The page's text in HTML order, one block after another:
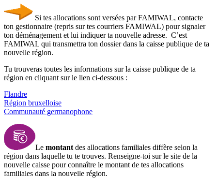
Si tes allocations sont versées par FAMIWAL, contacte
ton gestionnaire (repris sur tes courriers FAMIWAL) pour signaler
ton déménagement et lui indiquer ta nouvelle adresse. C’est
FAMIWAL qui transmettra ton dossier dans la caisse publique de ta
nouvelle région.
Tu trouveras toutes les informations sur la caisse publique de ta
région en cliquant sur le lien ci-dessous :
Flandre
Région bruxelloise
Communauté germanophone
Le montant des allocations familiales diffère selon la
région dans laquelle tu te trouves. Renseigne-toi sur le site de la
nouvelle caisse pour connaître le montant de tes allocations
familiales dans la nouvelle région.